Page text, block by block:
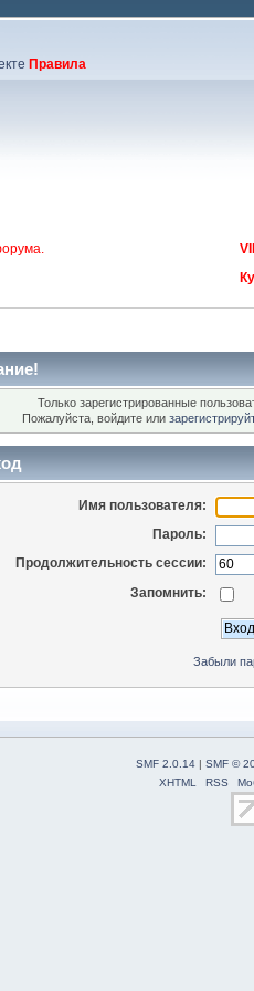
Правила
Только зарегистрированные
Пожалуйста, войдите или
Имя пользователя:
Пароль:
Продолжительность сессии:
Запомнить:
Забыли
SMF 2.0.14| SMF ©
XHTML
RSS